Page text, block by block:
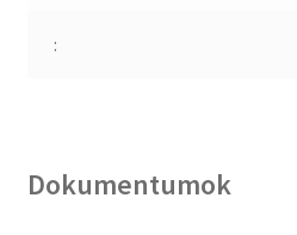
:
Dokumentumok